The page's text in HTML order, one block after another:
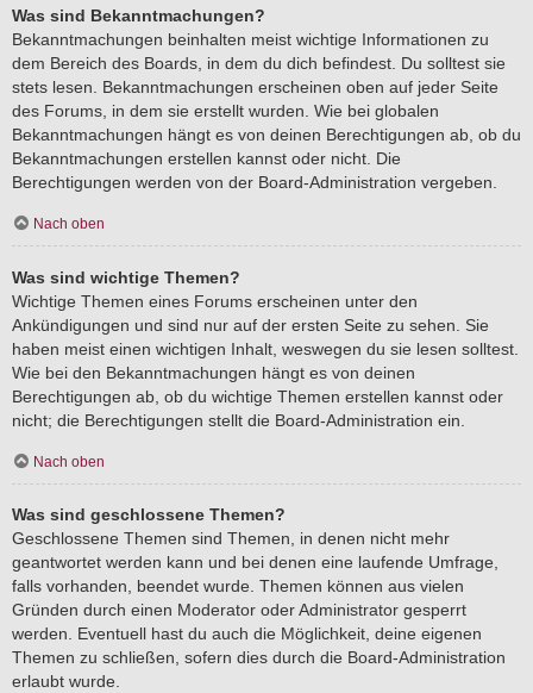
Was sind Bekanntmachungen?
Bekanntmachungen beinhalten meist wichtige Informationen zu
dem Bereich des Boards, in dem du dich befindest. Du solltest sie
stets lesen. Bekanntmachungen erscheinen oben auf jeder Seite
des Forums, in dem sie erstellt wurden. Wie bei globalen
Bekanntmachungen hängt es von deinen Berechtigungen ab, ob du
Bekanntmachungen erstellen kannst oder nicht. Die
Berechtigungen werden von der Board-Administration vergeben.
Nach oben
Was sind wichtige Themen?
Wichtige Themen eines Forums erscheinen unter den
Ankündigungen und sind nur auf der ersten Seite zu sehen. Sie
haben meist einen wichtigen Inhalt, weswegen du sie lesen solltest.
Wie bei den Bekanntmachungen hängt es von deinen
Berechtigungen ab, ob du wichtige Themen erstellen kannst oder
nicht; die Berechtigungen stellt die Board-Administration ein.
Nach oben
Was sind geschlossene Themen?
Geschlossene Themen sind Themen, in denen nicht mehr
geantwortet werden kann und bei denen eine laufende Umfrage,
falls vorhanden, beendet wurde. Themen können aus vielen
Gründen durch einen Moderator oder Administrator gesperrt
werden. Eventuell hast du auch die Möglichkeit, deine eigenen
Themen zu schließen, sofern dies durch die Board-Administration
erlaubt wurde.